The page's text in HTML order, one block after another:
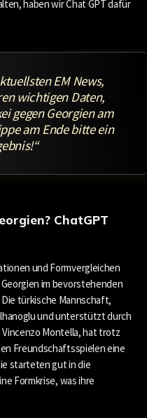
haben wir Chat GPT dafür
EM News,
wichtigen Daten,
gegen Georgien am
am Ende bitte ein
ChatGPT
und Formvergleichen
im bevorstehenden
Die türkische Mannschaft,
und unterstützt durch
Montella, hat trotz
Freundschaftsspielen eine
starteten gut in die
Formkrise, was ihre